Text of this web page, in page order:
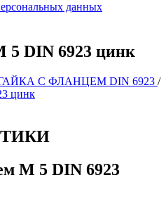
данных
5 DIN 6923 цинк
С ФЛАНЦЕМ DIN 6923 /
цинк
М 5 DIN 6923